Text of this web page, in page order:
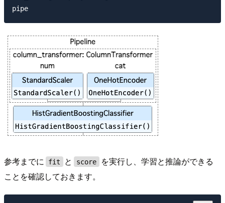
参考までに fit と score
を実行し、学習と推論ができる
ことを確認しておきます。